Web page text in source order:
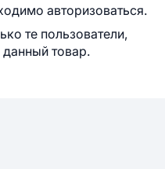
авторизоваться.
те пользователи,
товар.